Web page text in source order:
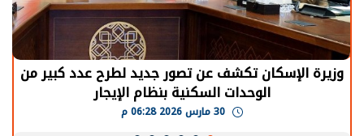
الرئيس السيسي: توقف الأنشطة في قطاع الطاقة
يحتاج إلى سنوات لعودة معدلات الإنتاج الطبيعية
30 مارس 2026 05:08 م